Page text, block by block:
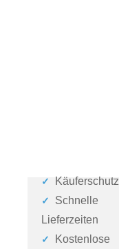
Käuferschutz
Schnelle
Lieferzeiten
Kostenlose